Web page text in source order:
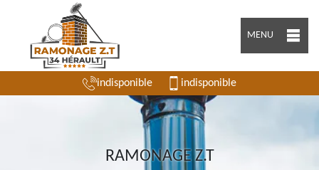
MENU
indisponible indisponible
RAMONAGE Z.T